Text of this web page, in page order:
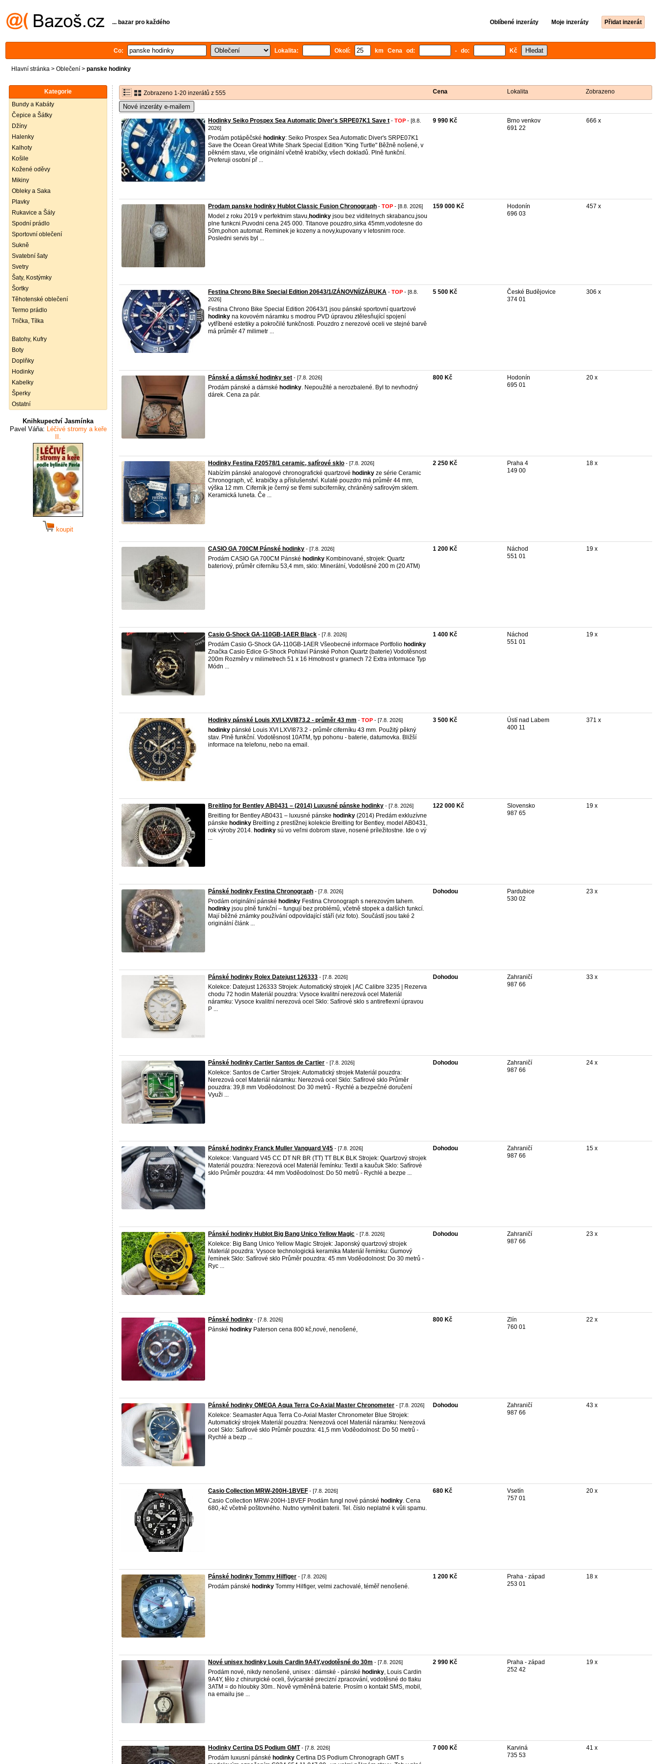
... bazar pro každého Oblíbené inzeráty Moje inzeráty Přidat inzerát
Co: Lokalita: Okolí: km Cena od: - do: Kč
Hlavní stránka > Oblečení > panske hodinky
Kategorie
Bundy a Kabáty
Čepice a Šátky
Džíny
Halenky
Kalhoty
Košile
Kožené oděvy
Mikiny
Obleky a Saka
Plavky
Rukavice a Šály
Spodní prádlo
Sportovní oblečení
Sukně
Svatební šaty
Svetry
Šaty, Kostýmky
Šortky
Těhotenské oblečení
Termo prádlo
Trička, Tílka
Batohy, Kufry
Boty
Doplňky
Hodinky
Kabelky
Šperky
Ostatní
Knihkupectví Jasmínka
Pavel Váňa: Léčivé stromy a keře
II.
koupit
Zobrazeno 1-20 inzerátů z 555 Cena Lokalita Zobrazeno
Nové inzeráty e-mailem
Hodinky Seiko Prospex Sea Automatic Diver's SRPE07K1 Save t - TOP - [8.8.
2026]
Prodám potápěčské hodinky: Seiko Prospex Sea Automatic Diver's SRPE07K1
Save the Ocean Great White Shark Special Edition "King Turtle" Běžně nošené, v
pěkném stavu, vše originální včetně krabičky, všech dokladů. Plně funkční.
Preferuji osobní př ...
9 990 Kč
Brno venkov
691 22
666 x
Prodam panske hodinky Hublot Classic Fusion Chronograph - TOP - [8.8. 2026]
Model z roku 2019 v perfektnim stavu,hodinky jsou bez viditelnych skrabancu,jsou
plne funkcni.Puvodni cena 245 000. Titanove pouzdro,sirka 45mm,vodotesne do
50m,pohon automat. Reminek je kozeny a novy,kupovany v letosnim roce.
Posledni servis byl ...
159 000 Kč
Hodonín
696 03
457 x
Festina Chrono Bike Special Edition 20643/1/ZÁNOVNÍ/ZÁRUKA - TOP - [8.8.
2026]
Festina Chrono Bike Special Edition 20643/1 jsou pánské sportovní quartzové
hodinky na kovovém náramku s modrou PVD úpravou ztělesňující spojení
vytříbené estetiky a pokročilé funkčnosti. Pouzdro z nerezové oceli ve stejné barvě
má průměr 47 milimetr ...
5 500 Kč
České Budějovice
374 01
306 x
Pánské a dámské hodinky set - [7.8. 2026]
Prodám pánské a dámské hodinky. Nepoužité a nerozbalené. Byl to nevhodný
dárek. Cena za pár.
800 Kč
Hodonín
695 01
20 x
Hodinky Festina F20578/1 ceramic, safírové sklo - [7.8. 2026]
Nabízím pánské analogové chronografické quartzové hodinky ze série Ceramic
Chronograph, vč. krabičky a příslušenství. Kulaté pouzdro má průměr 44 mm,
výška 12 mm. Ciferník je černý se třemi subciferníky, chráněný safírovým sklem.
Keramická luneta. Če ...
2 250 Kč
Praha 4
149 00
18 x
CASIO GA 700CM Pánské hodinky - [7.8. 2026]
Prodám CASIO GA 700CM Pánské hodinky Kombinované, strojek: Quartz
bateriový, průměr ciferníku 53,4 mm, sklo: Minerální, Vodotěsné 200 m (20 ATM)
1 200 Kč
Náchod
551 01
19 x
Casio G-Shock GA-110GB-1AER Black - [7.8. 2026]
Prodám Casio G-Shock GA-110GB-1AER Všeobecné informace Portfolio hodinky
Značka Casio Edice G-Shock Pohlaví Pánské Pohon Quartz (baterie) Vodotěsnost
200m Rozměry v milimetrech 51 x 16 Hmotnost v gramech 72 Extra informace Typ
Módn ...
1 400 Kč
Náchod
551 01
19 x
Hodinky pánské Louis XVI LXVI873.2 - průměr 43 mm - TOP - [7.8. 2026]
hodinky pánské Louis XVI LXVI873.2 - průměr ciferníku 43 mm. Použitý pěkný
stav. Plně funkční. Vodotěsnost 10ATM, typ pohonu - baterie, datumovka. Bližší
informace na telefonu, nebo na email.
3 500 Kč
Ústí nad Labem
400 11
371 x
Breitling for Bentley AB0431 – (2014) Luxusné pánske hodinky - [7.8. 2026]
Breitling for Bentley AB0431 – luxusné pánske hodinky (2014) Predám exkluzívne
pánske hodinky Breitling z prestížnej kolekcie Breitling for Bentley, model AB0431,
rok výroby 2014. hodinky sú vo veľmi dobrom stave, nosené príležitostne. Ide o vý
...
122 000 Kč
Slovensko
987 65
19 x
Pánské hodinky Festina Chronograph - [7.8. 2026]
Prodám originální pánské hodinky Festina Chronograph s nerezovým tahem.
hodinky jsou plně funkční – fungují bez problémů, včetně stopek a dalších funkcí.
Mají běžné známky používání odpovídající stáří (viz foto). Součástí jsou také 2
originální článk ...
Dohodou
Pardubice
530 02
23 x
Pánské hodinky Rolex Datejust 126333 - [7.8. 2026]
Kolekce: Datejust 126333 Strojek: Automatický strojek | AC Calibre 3235 | Rezerva
chodu 72 hodin Materiál pouzdra: Vysoce kvalitní nerezová ocel Materiál
náramku: Vysoce kvalitní nerezová ocel Sklo: Safírové sklo s antireflexní úpravou
P ...
Dohodou
Zahraničí
987 66
33 x
Pánské hodinky Cartier Santos de Cartier - [7.8. 2026]
Kolekce: Santos de Cartier Strojek: Automatický strojek Materiál pouzdra:
Nerezová ocel Materiál náramku: Nerezová ocel Sklo: Safírové sklo Průměr
pouzdra: 39,8 mm Voděodolnost: Do 30 metrů - Rychlé a bezpečné doručení
Využi ...
Dohodou
Zahraničí
987 66
24 x
Pánské hodinky Franck Muller Vanguard V45 - [7.8. 2026]
Kolekce: Vanguard V45 CC DT NR BR (TT) TT BLK BLK Strojek: Quartzový strojek
Materiál pouzdra: Nerezová ocel Materiál řemínku: Textil a kaučuk Sklo: Safírové
sklo Průměr pouzdra: 44 mm Voděodolnost: Do 50 metrů - Rychlé a bezpe ...
Dohodou
Zahraničí
987 66
15 x
Pánské hodinky Hublot Big Bang Unico Yellow Magic - [7.8. 2026]
Kolekce: Big Bang Unico Yellow Magic Strojek: Japonský quartzový strojek
Materiál pouzdra: Vysoce technologická keramika Materiál řemínku: Gumový
řemínek Sklo: Safírové sklo Průměr pouzdra: 45 mm Voděodolnost: Do 30 metrů -
Ryc ...
Dohodou
Zahraničí
987 66
23 x
Pánské hodinky - [7.8. 2026]
Pánské hodinky Paterson cena 800 kč,nové, nenošené,
800 Kč
Zlín
760 01
22 x
Pánské hodinky OMEGA Aqua Terra Co-Axial Master Chronometer - [7.8. 2026]
Kolekce: Seamaster Aqua Terra Co-Axial Master Chronometer Blue Strojek:
Automatický strojek Materiál pouzdra: Nerezová ocel Materiál náramku: Nerezová
ocel Sklo: Safírové sklo Průměr pouzdra: 41,5 mm Voděodolnost: Do 50 metrů -
Rychlé a bezp ...
Dohodou
Zahraničí
987 66
43 x
Casio Collection MRW-200H-1BVEF - [7.8. 2026]
Casio Collection MRW-200H-1BVEF Prodám fungl nové pánské hodinky. Cena
680,-kč včetně poštovného. Nutno vyměnit baterii. Tel. číslo neplatné k vůli spamu.
680 Kč
Vsetín
757 01
20 x
Pánské hodinky Tommy Hilfiger - [7.8. 2026]
Prodám pánské hodinky Tommy Hilfiger, velmi zachovalé, téměř nenošené.
1 200 Kč
Praha - západ
253 01
18 x
Nové unisex hodinky Louis Cardin 9A4Y,vodotěsné do 30m - [7.8. 2026]
Prodám nové, nikdy nenošené, unisex : dámské - pánské hodinky, Louis Cardin
9A4Y, tělo z chirurgické oceli, švýcarské precizní zpracování, vodotěsné do tlaku
3ATM = do hloubky 30m.. Nově vyměněná baterie. Prosím o kontakt SMS, mobil,
na emailu jse ...
2 990 Kč
Praha - západ
252 42
19 x
Hodinky Certina DS Podium GMT- [7.8. 2026]
Prodám luxusní pánské hodinky Certina DS Podium Chronograph GMT s
7 000 Kč
Karviná
735 53
41 x